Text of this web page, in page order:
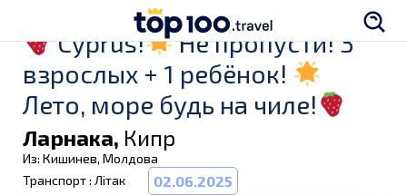
Cyprus!
Не пропусти! 3
взрослых + 1 ребёнок!
Лето, море будь на чиле!
Ларнака, Кипр
Из: Кишинев, Молдова
Транспорт : Літак
02.06.2025